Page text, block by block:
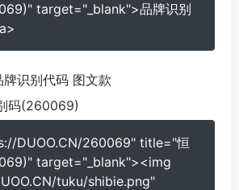
target="_blank">品牌识别
牌识别代码 图文款
码(260069)
DUOO.CN/260069" title="恒
target="_blank"><img
tuku/shibie.png"